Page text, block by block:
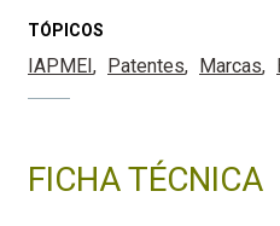
TÓPICOS
IAPMEI Patentes Marcas
FICHA TÉCNICA